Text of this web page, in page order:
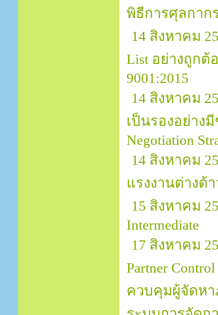
พิธีการศุลกากร
14 สิงหาคม
List อย่างถูกต้
9001:2015
14 สิงหาคม
เป็นรองอย่างมี
Negotiation
14 สิงหาคม
แรงงานต่างด้
15 สิงหาคม
Intermediate
17 สิงหาคม
Partner
ควบคุมผู้จัดหา